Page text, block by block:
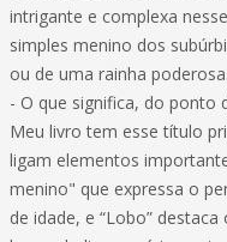
intrigante e complexa
simples menino dos
ou de uma rainha poderosa.
- O que significa, do ponto
Meu livro tem esse título
ligam elementos
menino" que expressa o
de idade, e “Lobo”